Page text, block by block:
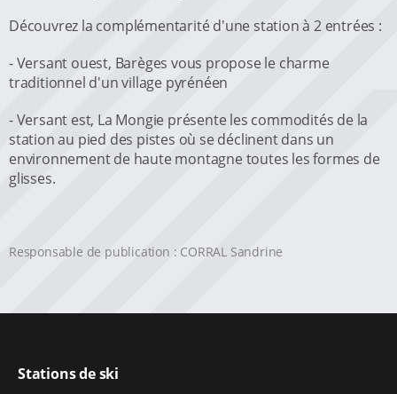
Découvrez la complémentarité d'une station à 2 entrées :
- Versant ouest, Barèges vous propose le charme
traditionnel d'un village pyrénéen
- Versant est, La Mongie présente les commodités de la
station au pied des pistes où se déclinent dans un
environnement de haute montagne toutes les formes de
glisses.
Responsable de publication : CORRAL Sandrine
Stations de ski